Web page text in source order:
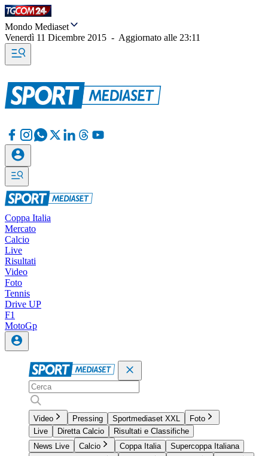
Mondo Mediaset
Venerdì 11 Dicembre 2015 - Aggiornato alle 23:11
Coppa Italia
Mercato
Calcio
Live
Risultati
Video
Foto
Tennis
Drive UP
F1
MotoGp
Video Pressing Sportmediaset XXL
Foto
Live
Diretta Calcio
Risultati e Classifiche
News Live
Calcio Coppa Italia
Supercoppa Italiana